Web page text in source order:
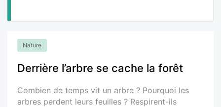
Nature
Derrière l’arbre se cache la forêt
Combien de temps vit un arbre ? Pourquoi les
arbres perdent leurs feuilles ? Respirent-ils